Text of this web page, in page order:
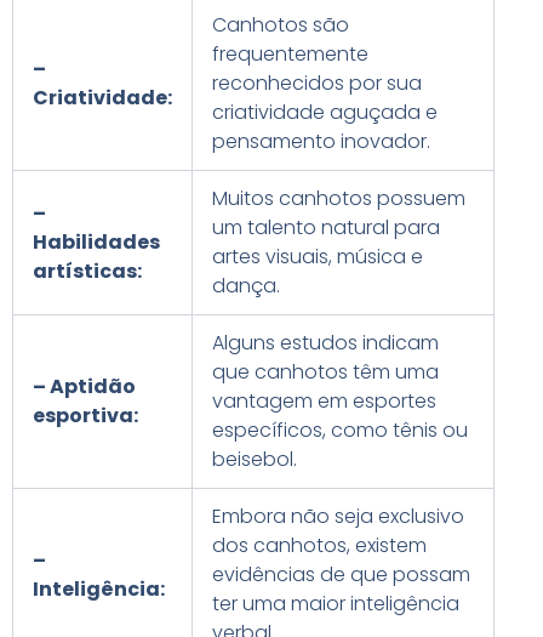
–
Criatividade:
Canhotos são
frequentemente
reconhecidos por sua
criatividade aguçada e
pensamento inovador.
–
Habilidades
artísticas:
Muitos canhotos possuem
um talento natural para
artes visuais, música e
dança.
– Aptidão
esportiva:
Alguns estudos indicam
que canhotos têm uma
vantagem em esportes
específicos, como tênis ou
beisebol.
–
Inteligência:
Embora não seja exclusivo
dos canhotos, existem
evidências de que possam
ter uma maior inteligência